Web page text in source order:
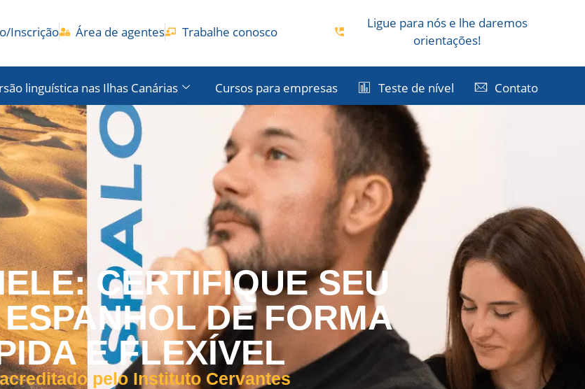
Inscrição Área de agentes Trabalhe conosco
Ligue para nós e lhe daremos
orientações!
linguística nas Ilhas Canárias Cursos para empresas Teste de nível Contato
CERTIFIQUE SEU
DE FORMA
E FLEXÍVEL
pelo Instituto Cervantes